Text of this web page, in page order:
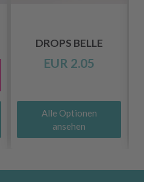
DROPS BELLE
EUR 2.05
Alle Optionen
ansehen